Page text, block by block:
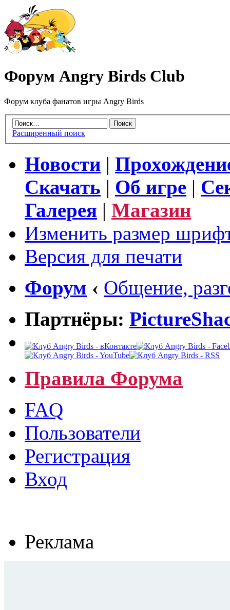
Форум Angry Birds Club
Форум клуба фанатов игры Angry Birds
Расширенный поиск
Новости |
Скачать | Об игре |
Галерея | Магазин
Изменить размер
Версия для печати
Форум ‹ Общение,
Партнёры:
Правила Форума
FAQ
Пользователи
Регистрация
Вход
Реклама